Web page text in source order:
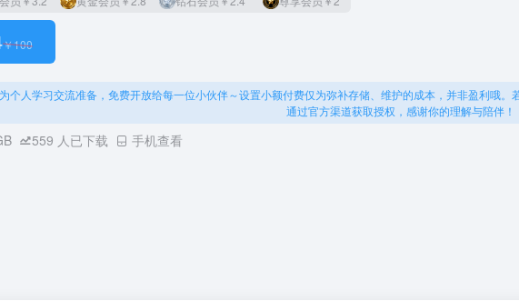
￥100
个人学习交流准备，免费开放给每一位小伙伴～设置小额付费仅为弥补存储、维护的成本，并非盈利哦
通过官方渠道获取授权，感谢你的理解与陪伴！
559 人已下载 手机查看